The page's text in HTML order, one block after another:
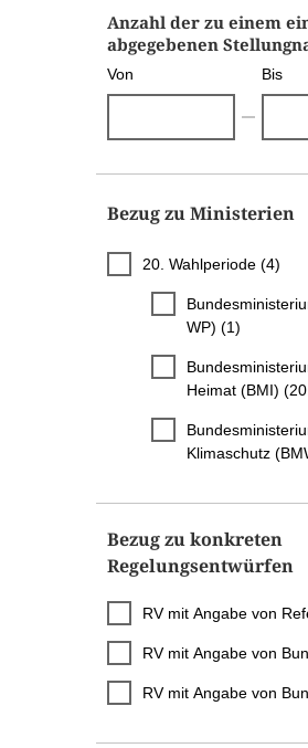
Anzahl der zu einem
abgegebenen
Von Bis
Bezug zu Ministerien
20. Wahlperiode (4)
WP) (1)
Heimat (BMI)
Klimaschutz
Bezug zu konkreten
Regelungsentwürfen
RV mit Angabe von
RV mit Angabe von
RV mit Angabe von